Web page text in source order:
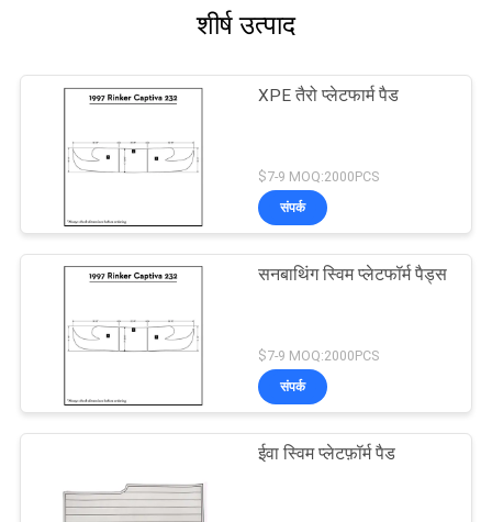
शीर्ष उत्पाद
XPE तैरो प्लेटफार्म पैड
$7-9 MOQ:2000PCS
संपर्क
सनबाथिंग स्विम प्लेटफॉर्म पैड्स
$7-9 MOQ:2000PCS
संपर्क
ईवा स्विम प्लेटफ़ॉर्म पैड